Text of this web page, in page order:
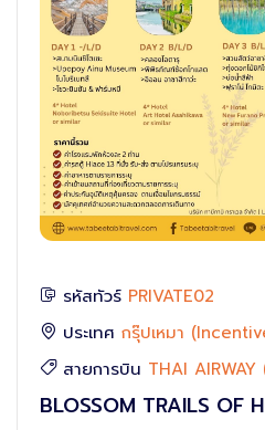
รหัสทัวร์ PRIVATE02
ประเทศ กรุ๊ปเหมา
สายการบิน THAI AIRWAY
BLOSSOM TRAILS OF